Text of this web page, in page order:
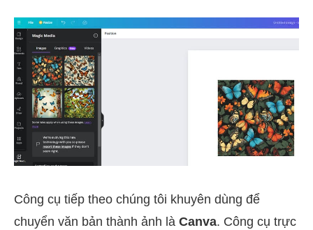
Công cụ tiếp theo chúng tôi khuyên dùng để
chuyển văn bản thành ảnh là Canva. Công cụ trực